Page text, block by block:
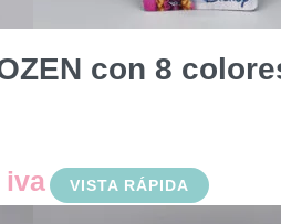
con 8
iva VISTA RÁPIDA